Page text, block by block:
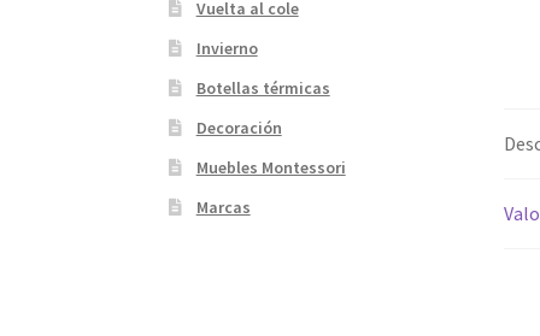
Vuelta al cole
Invierno
Botellas térmicas
Decoración
Muebles Montessori
Marcas